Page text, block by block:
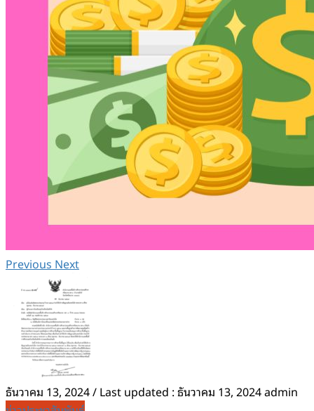
Previous Next
ธันวาคม 13, 2024/ Last updated :ธันวาคม 13, 2024admin